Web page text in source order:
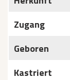
Zugang
Geboren
Kastriert